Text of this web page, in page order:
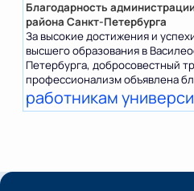
Благодарность
района Санкт-Петербурга
За высокие достижения и
высшего образования в
Петербурга, добросовестный
профессионализм объявлена
работникам